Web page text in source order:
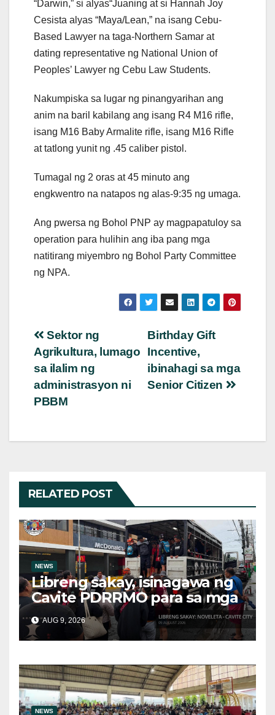
“Darwin,” si alyas“Juaning at si Hannah Joy
Cesista alyas “Maya/Lean,” na isang Cebu-
Based Lawyer na taga-Northern Samar at
dating representative ng National Union of
Peoples’ Lawyer ng Cebu Law Students.
Nakumpiska sa lugar ng pinangyarihan ang
anim na baril kabilang ang isang R4 M16 rifle,
isang M16 Baby Armalite rifle, isang M16 Rifle
at tatlong yunit ng .45 caliber pistol.
Tumagal ng 2 oras at 45 minuto ang
engkwentro na natapos ng alas-9:35 ng umaga.
Ang pwersa ng Bohol PNP ay magpapatuloy sa
operation para hulihin ang iba pang mga
natitirang miyembro ng Bohol Party Committee
ng NPA.
Post
navigation
Birthday Gift
Incentive,
ibinahagi sa mga
Senior Citizen
Sektor ng
Agrikultura, lumago
sa ilalim ng
administrasyon ni
PBBM
RELATED POST
NEWS
Libreng sakay, isinagawa ng
Cavite PDRRMO para sa mga
stranded na commuter
AUG 9, 2026
NEWS